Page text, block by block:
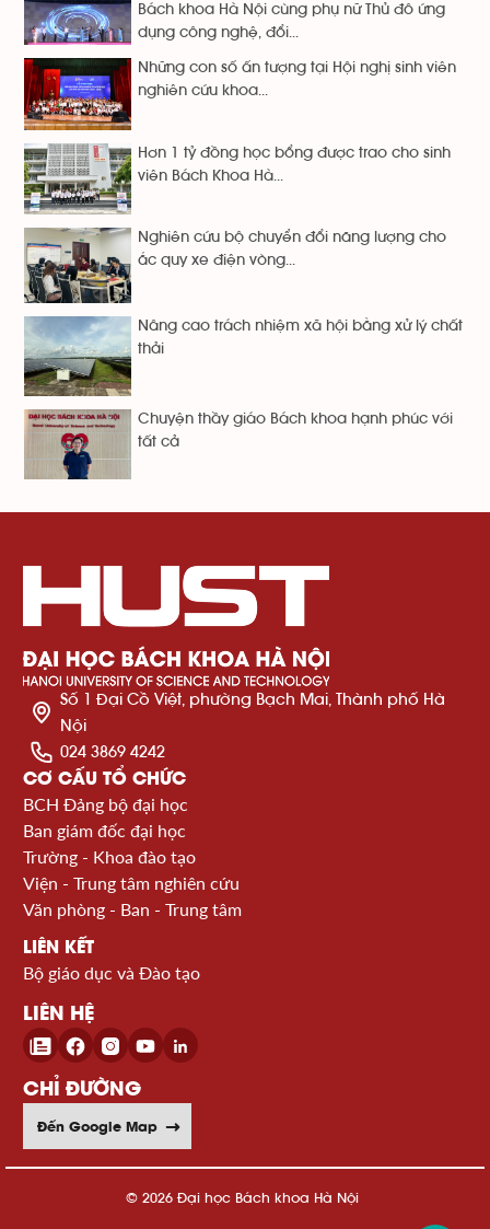
Bách khoa Hà Nội cùng phụ nữ Thủ đô ứng
dụng công nghệ, đổi...
Những con số ấn tượng tại Hội nghị sinh viên
nghiên cứu khoa...
Hơn 1 tỷ đồng học bổng được trao cho sinh
viên Bách Khoa Hà...
Nghiên cứu bộ chuyển đổi năng lượng cho
ắc quy xe điện vòng...
Nâng cao trách nhiệm xã hội bằng xử lý chất
thải
Chuyện thầy giáo Bách khoa hạnh phúc với
tất cả
Số 1 Đại Cồ Việt, phường Bạch Mai, Thành phố Hà
Nội
024 3869 4242
CƠ CẤU TỔ CHỨC
BCH Đảng bộ đại học
Ban giám đốc đại học
Trường - Khoa đào tạo
Viện - Trung tâm nghiên cứu
Văn phòng - Ban - Trung tâm
LIÊN KẾT
Bộ giáo dục và Đào tạo
LIÊN HỆ
CHỈ ĐƯỜNG
Đến Google Map
© 2026 Đại học Bách khoa Hà Nội